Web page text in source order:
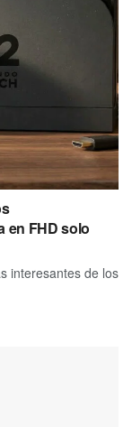
en FHD solo
interesantes de los